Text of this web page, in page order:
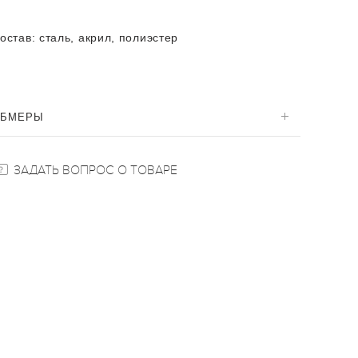
сталь, акрил, полиэстер
ЗАДАТЬ ВОПРОС О ТОВАРЕ